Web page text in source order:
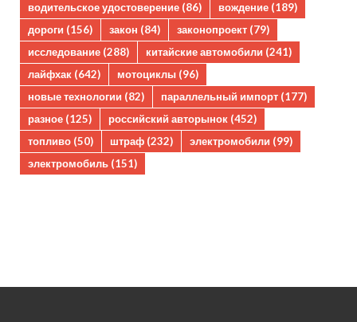
водительское удостоверение (86) вождение (189)
дороги (156) закон (84) законопроект (79)
исследование (288) китайские автомобили (241)
лайфхак (642) мотоциклы (96)
новые технологии (82) параллельный импорт (177)
разное (125) российский авторынок (452)
топливо (50) штраф (232) электромобили (99)
электромобиль (151)